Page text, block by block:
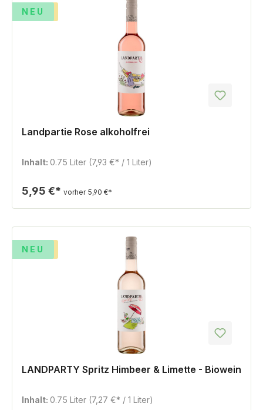
TIPP
NEU
Landpartie Rose alkoholfrei
Inhalt: 0.75 Liter (7,93 €* / 1 Liter)
5,95 €* vorher 5,90 €*
%
TIPP
NEU
LANDPARTY Spritz Himbeer & Limette - Biowein
Inhalt: 0.75 Liter (7,27 €* / 1 Liter)